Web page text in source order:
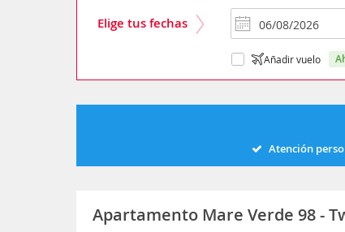
Elige tus fechas
Añadir vuelo
Atención
Apartamento Mare Verde 98 -